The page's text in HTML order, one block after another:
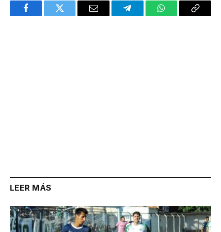
FacebookTwitter Email TelegramWhatsAppCopy
LEER MÁS